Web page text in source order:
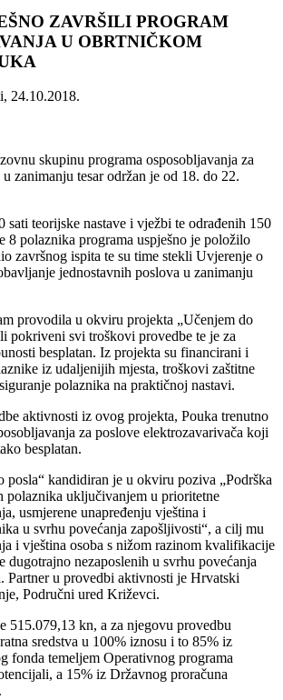
ZAVRŠILI PROGRAM
U OBRTNIČKOM
24.10.2018.
skupinu programa osposobljavanja za
zanimanju tesar održan je od 18. do 22.
sati teorijske nastave i vježbi te odrađenih 150
8 polaznika programa uspješno je položilo
završnog ispita te su time stekli Uvjerenje o
jednostavnih poslova u zanimanju
provodila u okviru projekta „Učenjem do
pokriveni svi troškovi provedbe te je za
besplatan. Iz projekta su financirani i
iz udaljenijih mjesta, troškovi zaštitne
polaznika na praktičnoj nastavi.
aktivnosti iz ovog projekta, Pouka trenutno
za poslove elektrozavarivača koji
besplatan.
posla“ kandidiran je u okviru poziva „Podrška
polaznika uključivanjem u prioritetne
usmjerene unapređenju vještina i
u svrhu povećanja zapošljivosti“, a cilj mu
i vještina osoba s nižom razinom kvalifikacije
nezaposlenih u svrhu povećanja
Partner u provedbi aktivnosti je Hrvatski
Područni ured Križevci.
515.079,13 kn, a za njegovu provedbu
sredstva u 100% iznosu i to 85% iz
fonda temeljem Operativnog programa
a 15% iz Državnog proračuna